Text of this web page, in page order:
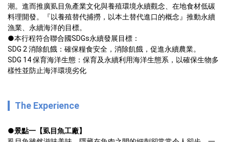
潮。進而推廣虱目魚產業文化與養殖環境永續觀念、在地食材低碳
料理開發。『以養殖替代捕撈，以本⼟替代進⼝的概念』推動永續
漁業、永續海洋的目標。
●本行程符合聯合國SDGs永續發展目標：
SDG 2 消除飢餓：確保糧食安全，消除飢餓，促進永續農業。
SDG 14 保育海洋生態：保育及永續利用海洋生態系，以確保生物多
樣性並防止海洋環境劣化
The Experience
●景點一【虱目魚工廠】